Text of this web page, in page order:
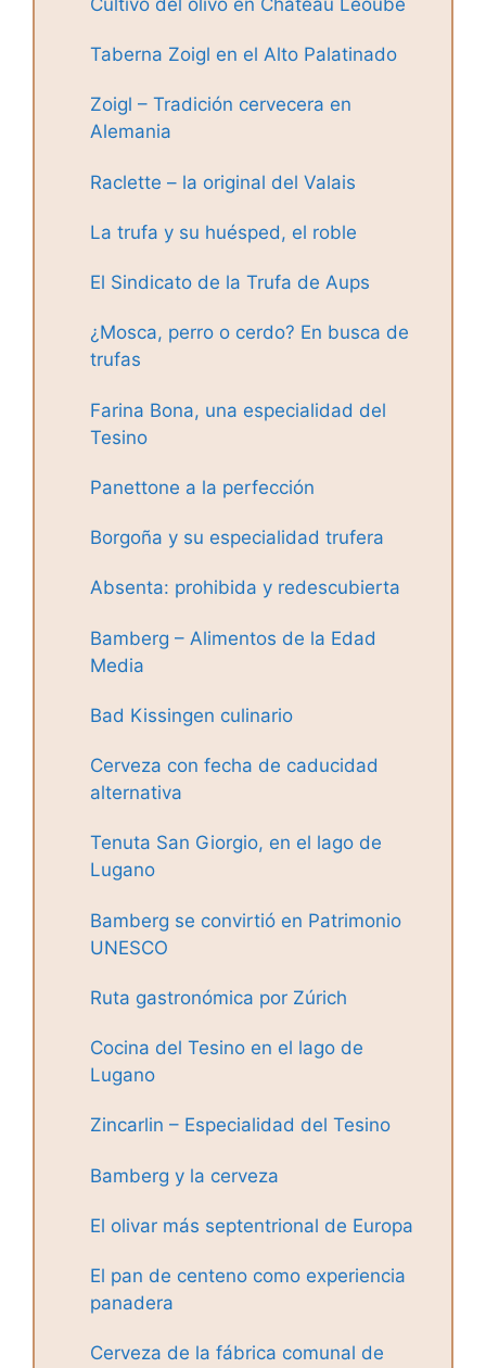
Taberna Zoigl en el Alto Palatinado
Zoigl – Tradición cervecera en
Alemania
Raclette – la original del Valais
La trufa y su huésped, el roble
El Sindicato de la Trufa de Aups
¿Mosca, perro o cerdo? En busca de
trufas
Farina Bona, una especialidad del
Tesino
Panettone a la perfección
Borgoña y su especialidad trufera
Absenta: prohibida y redescubierta
Bamberg – Alimentos de la Edad
Media
Bad Kissingen culinario
Cerveza con fecha de caducidad
alternativa
Tenuta San Giorgio, en el lago de
Lugano
Bamberg se convirtió en Patrimonio
UNESCO
Ruta gastronómica por Zúrich
Cocina del Tesino en el lago de
Lugano
Zincarlin – Especialidad del Tesino
Bamberg y la cerveza
El olivar más septentrional de Europa
El pan de centeno como experiencia
panadera
Cerveza de la fábrica comunal de